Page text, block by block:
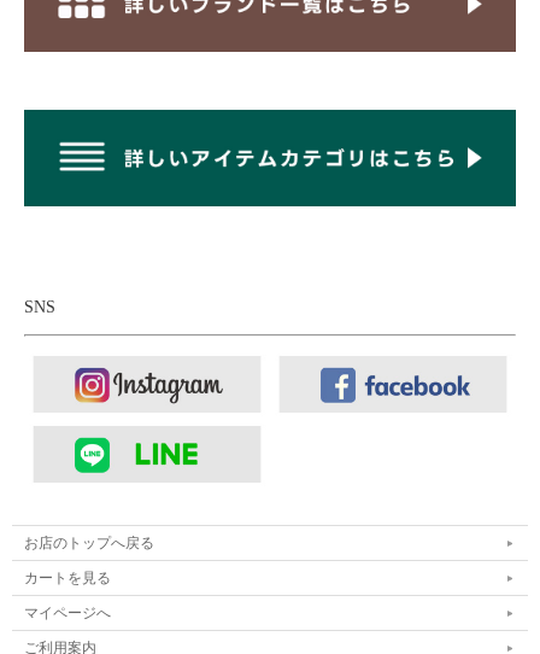
SNS
お店のトップへ戻る
カートを見る
マイページへ
ご利用案内